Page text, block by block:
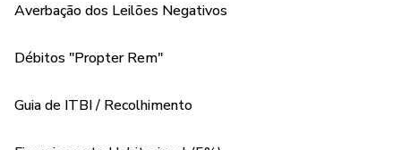
Averbação dos Leilões Negativos
Débitos "Propter Rem"
Guia de ITBI / Recolhimento